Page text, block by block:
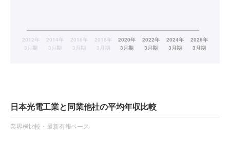
日本光電工業と同業他社の平均年収比較
業界横比較・最新有報ベース